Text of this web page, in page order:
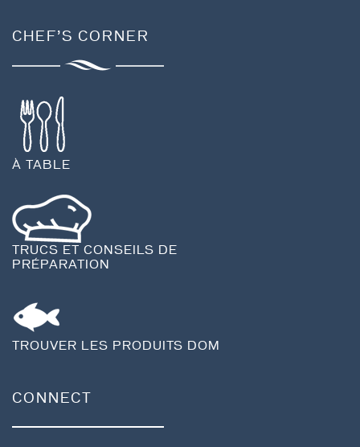
CHEF’S CORNER
À TABLE
TRUCS ET CONSEILS DE
PRÉPARATION
TROUVER LES PRODUITS DOM
CONNECT